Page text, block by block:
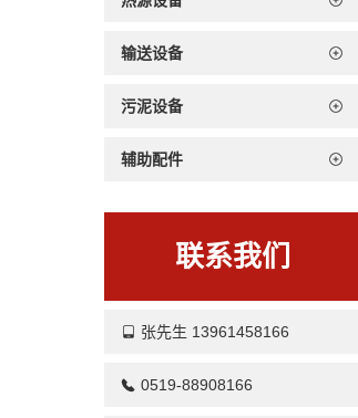
输送设备
污泥设备
辅助配件
联系我们
张先生 13961458166
0519-88908166